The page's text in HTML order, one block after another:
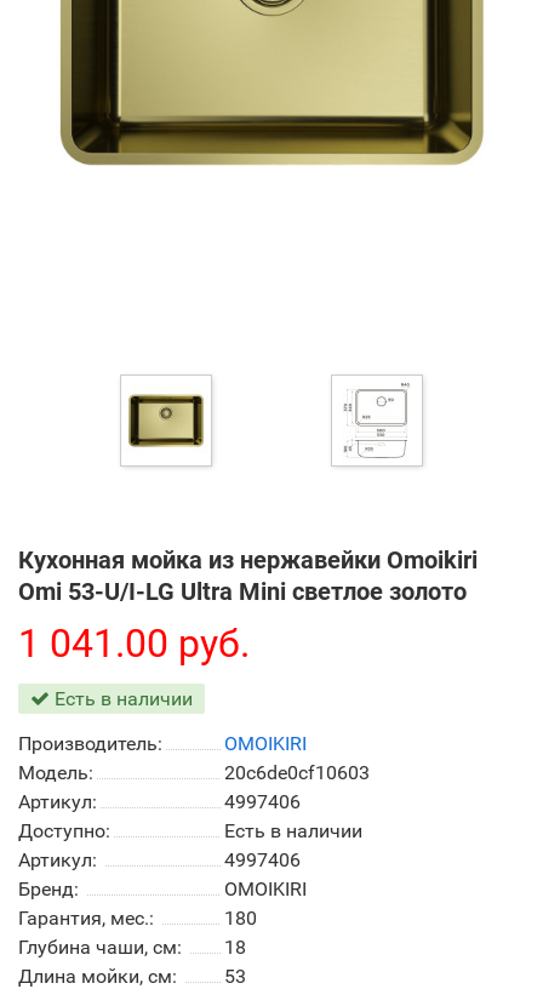
Кухонная мойка из нержавейки Omoikiri
Omi 53-U/I-LG Ultra Mini светлое золото
1 041.00 руб.
Есть в наличии
Производитель:
OMOIKIRI
Модель:
20c6de0cf10603
Артикул:
4997406
Доступно:
Есть в наличии
Артикул:
4997406
Бренд:
OMOIKIRI
Гарантия, мес.:
180
Глубина чаши, см:
18
Длина мойки, см:
53